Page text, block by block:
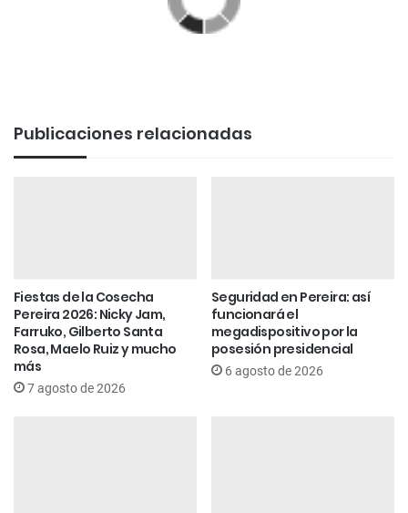
Publicaciones relacionadas
Fiestas de la Cosecha
Pereira 2026: Nicky Jam,
Farruko, Gilberto Santa
Rosa, Maelo Ruiz y mucho
más
7 agosto de 2026
Seguridad en Pereira: así
funcionará el
megadispositivo por la
posesión presidencial
6 agosto de 2026